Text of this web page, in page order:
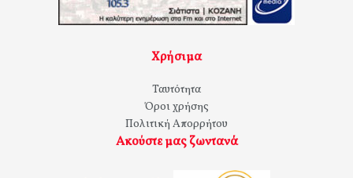
Χρήσιμα
Ταυτότητα
Όροι χρήσης
Πολιτική Απορρήτου
Ακούστε μας ζωντανά